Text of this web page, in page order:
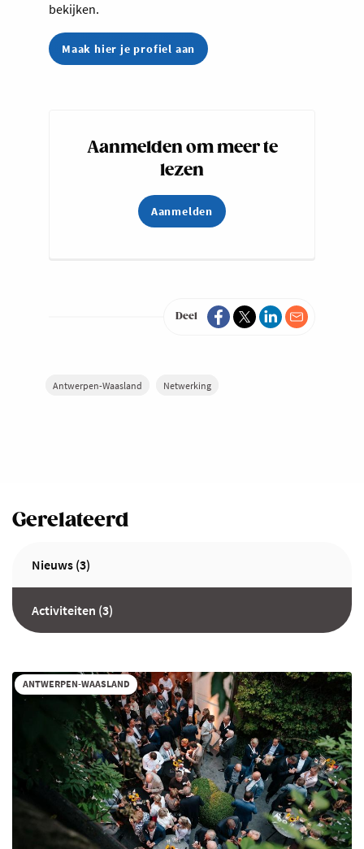
bekijken.
Maak hier je profiel aan
Aanmelden om meer te
lezen
Aanmelden
Deel
Antwerpen-Waasland Netwerking
Gerelateerd
Nieuws (3)
Activiteiten (3)
ANTWERPEN-WAASLAND